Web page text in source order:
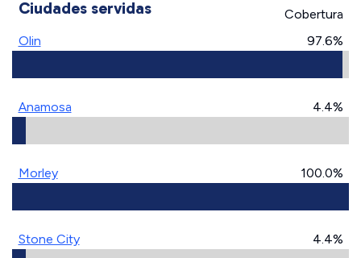
Ciudades servidas
Cobertura
Olin
97.6%
Anamosa 4.4%
Morley 100.0%
Stone City 4.4%